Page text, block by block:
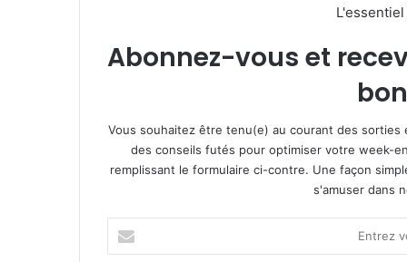
Abonnez-vous et
Vous souhaitez être tenu(e) au courant des
des conseils futés pour optimiser votre week-
remplissant le formulaire ci-contre. Une façon
s'amuser dans